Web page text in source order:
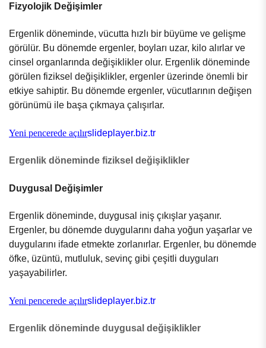
Fizyolojik Değişimler
Ergenlik döneminde, vücutta hızlı bir büyüme ve gelişme
görülür. Bu dönemde ergenler, boyları uzar, kilo alırlar ve
cinsel organlarında değişiklikler olur. Ergenlik döneminde
görülen fiziksel değişiklikler, ergenler üzerinde önemli bir
etkiye sahiptir. Bu dönemde ergenler, vücutlarının değişen
görünümü ile başa çıkmaya çalışırlar.
Yeni pencerede açılırslideplayer.biz.tr
Ergenlik döneminde fiziksel değişiklikler
Duygusal Değişimler
Ergenlik döneminde, duygusal iniş çıkışlar yaşanır.
Ergenler, bu dönemde duygularını daha yoğun yaşarlar ve
duygularını ifade etmekte zorlanırlar. Ergenler, bu dönemde
öfke, üzüntü, mutluluk, sevinç gibi çeşitli duyguları
yaşayabilirler.
Yeni pencerede açılırslideplayer.biz.tr
Ergenlik döneminde duygusal değişiklikler